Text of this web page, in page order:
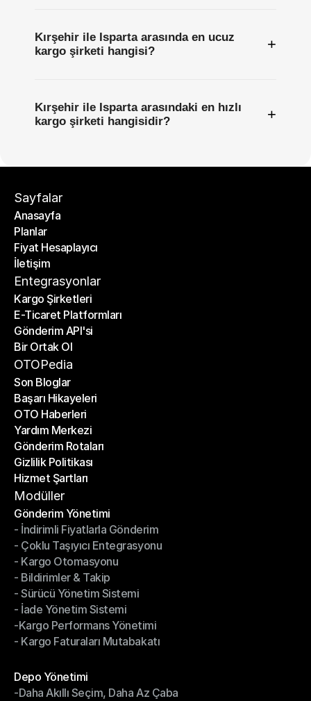
Kırşehir ile Isparta arasında en ucuz
kargo şirketi hangisi?
+
Kırşehir ile Isparta arasındaki en hızlı
kargo şirketi hangisidir?
+
Sayfalar
Anasayfa
Anasayfa
Planlar
Planlar
Fiyat Hesaplayıcı
Fiyat Hesaplayıcı
İletişim
İletişim
Entegrasyonlar
Kargo Şirketleri
Kargo Şirketleri
E-Ticaret Platformları
E-Ticaret Platformları
Gönderim API'si
Gönderim API'si
Bir Ortak Ol
Bir Ortak Ol
OTOPedia
Son Bloglar
Son Bloglar
Başarı Hikayeleri
Başarı Hikayeleri
OTO Haberleri
OTO Haberleri
Yardım Merkezi
Yardım Merkezi
Gönderim Rotaları
Gönderim Rotaları
Gizlilik Politikası
Gizlilik Politikası
Hizmet Şartları
Hizmet Şartları
Modüller
Gönderim Yönetimi
Gönderim Yönetimi
- İndirimli Fiyatlarla Gönderim
- İndirimli Fiyatlarla Gönderim
- Çoklu Taşıyıcı Entegrasyonu
- Çoklu Taşıyıcı Entegrasyonu
- Kargo Otomasyonu
- Kargo Otomasyonu
- Bildirimler & Takip
- Bildirimler & Takip
- Sürücü Yönetim Sistemi
- Sürücü Yönetim Sistemi
- İade Yönetim Sistemi
- İade Yönetim Sistemi
-Kargo Performans Yönetimi
-Kargo Performans Yönetimi
- Kargo Faturaları Mutabakatı
Depo Yönetimi
Depo Yönetimi
-Daha Akıllı Seçim, Daha Az Çaba